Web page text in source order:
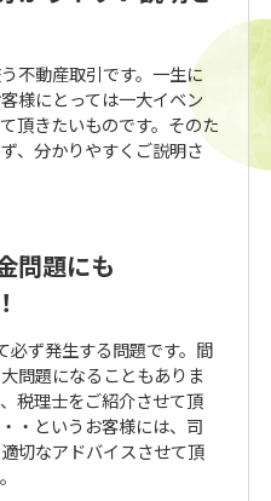
不動産取引です。一生に
様にとっては一大イベン
頂きたいものです。そのた
、分かりやすくご説明さ
問題にも
必ず発生する問題です。間
問題になることもありま
税理士をご紹介させて頂
・というお客様には、司
切なアドバイスさせて頂